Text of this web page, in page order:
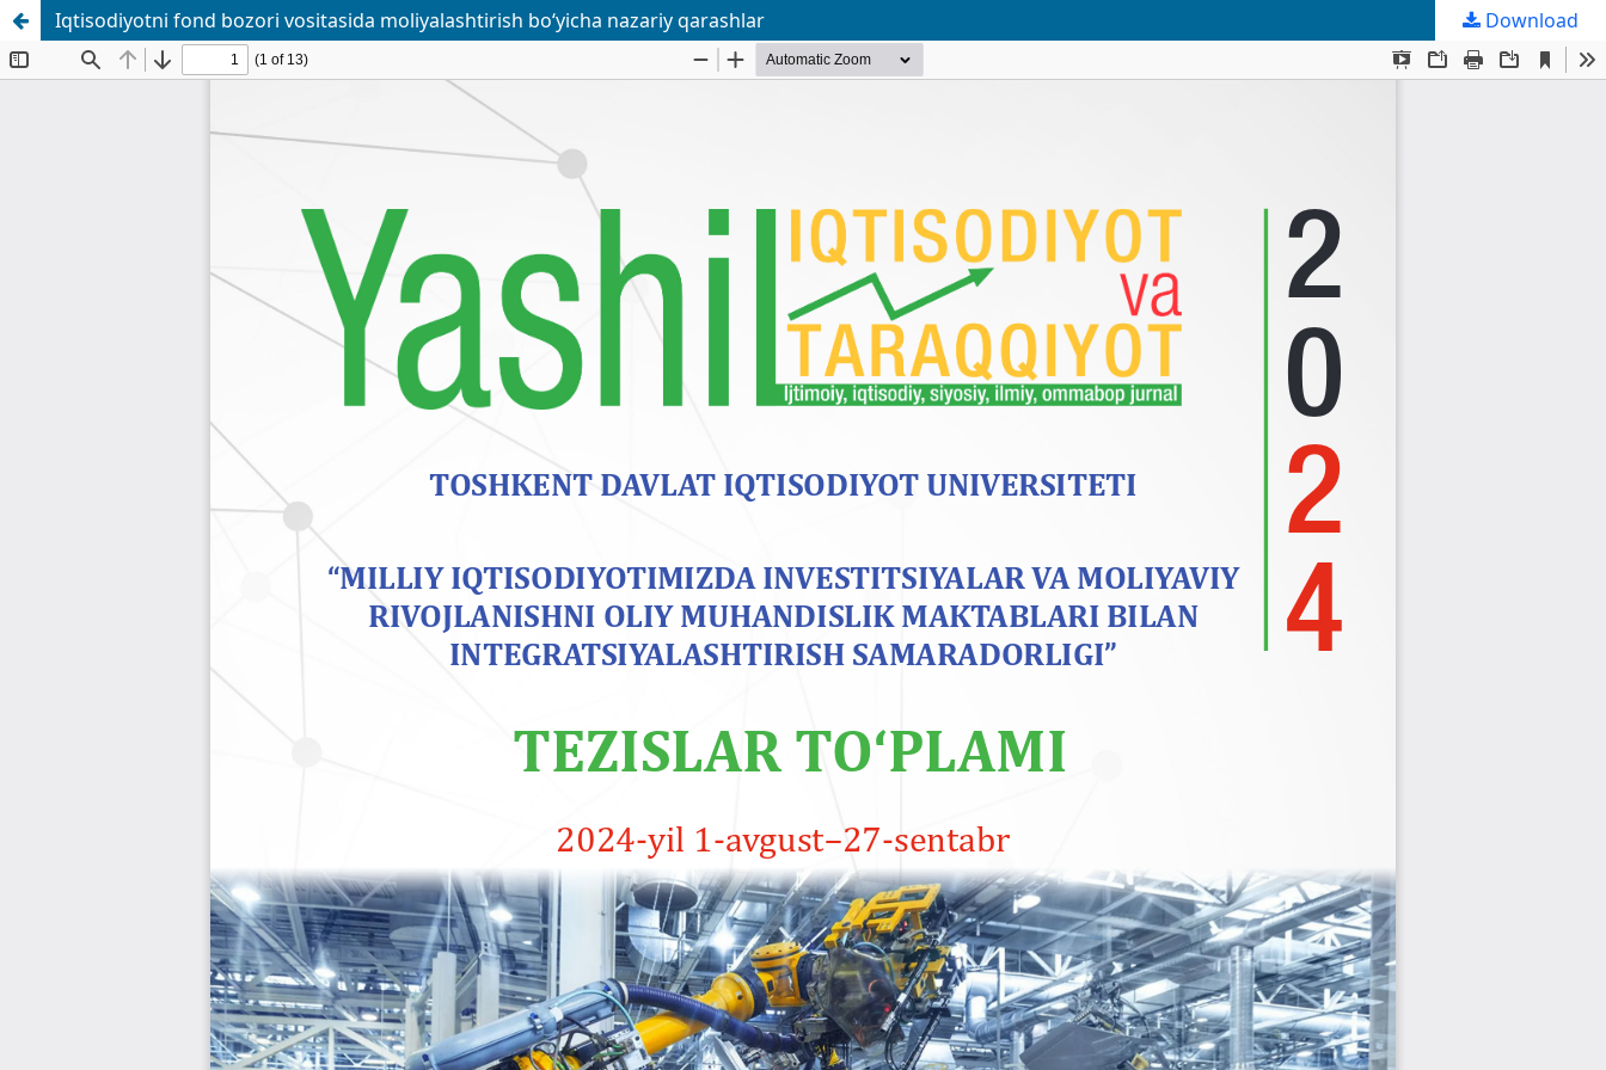
Iqtisodiyotni fond bozori vositasida moliyalashtirish bo‘yicha nazariy qarashlar Download